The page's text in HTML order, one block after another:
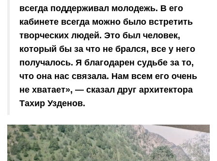
всегда поддерживал молодежь. В его
кабинете всегда можно было встретить
творческих людей. Это был человек,
который бы за что не брался, все у него
получалось. Я благодарен судьбе за то,
что она нас связала. Нам всем его очень
не хватает», — сказал друг архитектора
Тахир Узденов.